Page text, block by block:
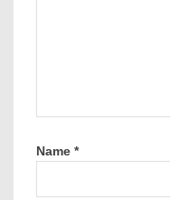
Name *